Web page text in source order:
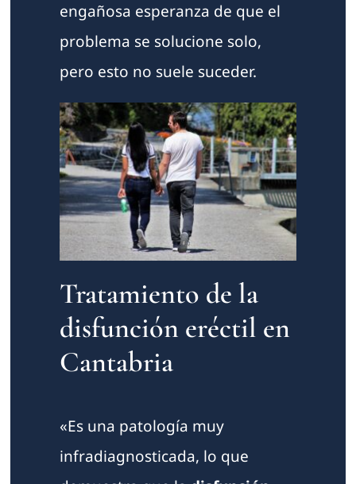
engañosa esperanza de que el
problema se solucione solo,
pero esto no suele suceder.
Tratamiento de la
disfunción eréctil en
Cantabria
«Es una patología muy
infradiagnosticada, lo que